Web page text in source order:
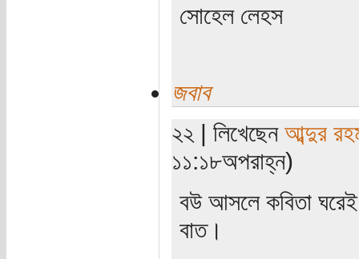
সোহেল লেহস
জবাব
২২ | লিখেছেন আব্দুর
১১:১৮অপরাহ্ন)
বউ আসলে কবিতা ঘরেই
বাত।